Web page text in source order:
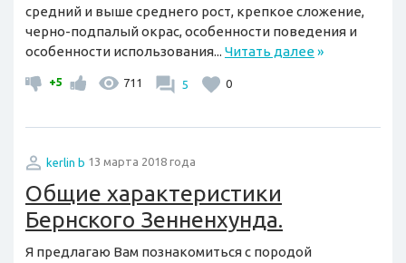
средний и выше среднего рост, крепкое сложение,
черно-подпалый окрас, особенности поведения и
особенности использования... Читать далее»
+5 711 5 0
kerlin b 13 марта 2018 года
Общие характеристики
Бернского Зенненхунда.
Я предлагаю Вам познакомиться с породой